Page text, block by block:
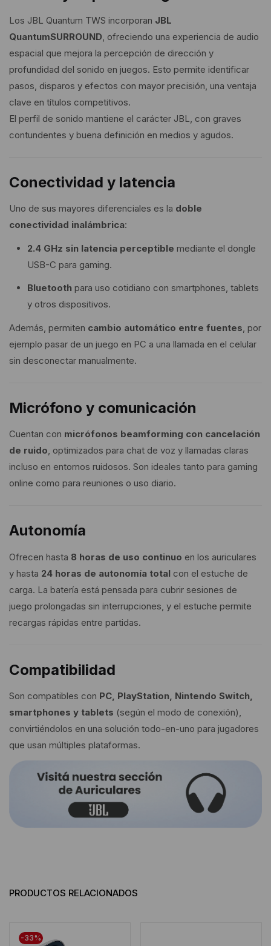
Los JBL Quantum TWS incorporan JBL
QuantumSURROUND , ofreciendo una experiencia de audio
espacial que mejora la percepción de dirección y
profundidad del sonido en juegos. Esto permite identificar
pasos, disparos y efectos con mayor precisión, una ventaja
clave en títulos competitivos.
El perfil de sonido mantiene el carácter JBL, con graves
contundentes y buena definición en medios y agudos.
Conectividad y latencia
Uno de sus mayores diferenciales es la doble
conectividad inalámbrica:
2.4 GHz sin latencia perceptible mediante el dongle
USB-C para gaming.
Bluetooth para uso cotidiano con smartphones, tablets
y otros dispositivos.
Además, permiten cambio automático entre fuentes , por
ejemplo pasar de un juego en PC a una llamada en el celular
sin desconectar manualmente.
Micrófono y comunicación
Cuentan con micrófonos beamforming con cancelación
de ruido, optimizados para chat de voz y llamadas claras
incluso en entornos ruidosos. Son ideales tanto para gaming
online como para reuniones o uso diario.
Autonomía
Ofrecen hasta 8 horas de uso continuo en los auriculares
y hasta 24 horas de autonomía total con el estuche de
carga. La batería está pensada para cubrir sesiones de
juego prolongadas sin interrupciones, y el estuche permite
recargas rápidas entre partidas.
Compatibilidad
Son compatibles con PC, PlayStation, Nintendo Switch,
smartphones y tablets (según el modo de conexión),
convirtiéndolos en una solución todo-en-uno para jugadores
que usan múltiples plataformas.
PRODUCTOS RELACIONADOS
-33%